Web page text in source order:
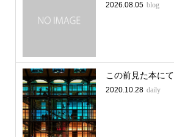
2026.08.05 blog
この前見た本にて
2020.10.28 daily